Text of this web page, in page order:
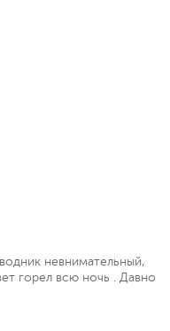
невнимательный,
горел всю ночь . Давно